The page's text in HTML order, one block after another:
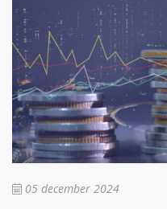
05 december 2024